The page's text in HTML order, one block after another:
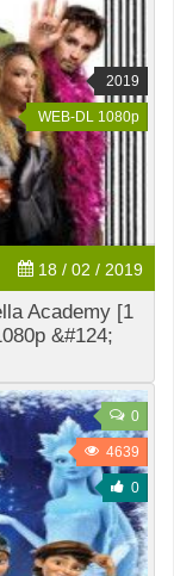
2019
WEB-DL 1080p
18 / 02 / 2019
Academy [1
&#124;
0
4639
0